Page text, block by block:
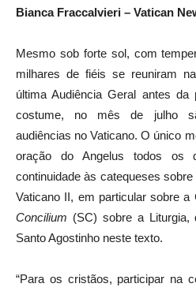
Bianca Fraccalvieri – Vatican
Mesmo sob forte sol, com
milhares de fiéis se reuniram
última Audiência Geral antes
costume, no mês de julho
audiências no Vaticano. O único
oração do Angelus todos os
continuidade às catequeses
Vaticano II, em particular sobre a
Concilium (SC) sobre a Liturgia,
Santo Agostinho neste texto.
“Para os cristãos, participar na